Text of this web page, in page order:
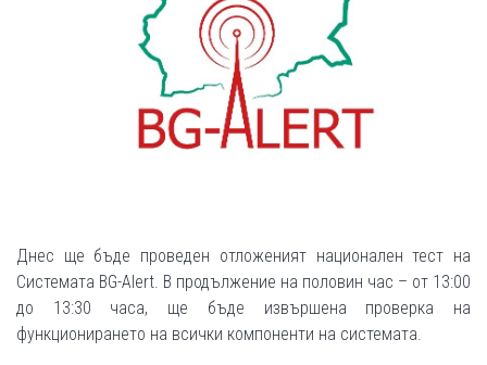
Днес ще бъде проведен отложеният национален тест на
Системата BG-Alert. В продължение на половин час – от 13:00
до 13:30 часа, ще бъде извършена проверка на
функционирането на всички компоненти на системата.